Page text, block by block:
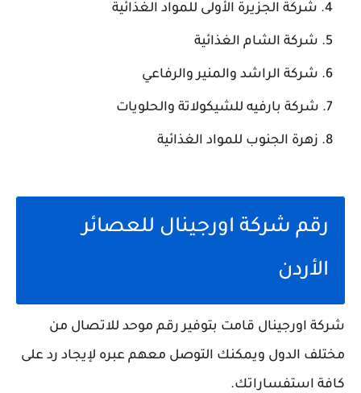
شركة الجزيرة الأولى للمواد الغذائية
شركة الشام الغذائية
شركة الراشد والمنير والرفاعي
شركة بارفيه للشيكولاتة والحلويات
زهرة الجنوب للمواد الغذائية
رقم شركة اورجينال للعصائر
الأردن
شركة اورجينال قامت بتوفير رقم موحد للاتصال من
مختلف الدول ويمكنك التوصل معهم عبره لإيجاد رد على
كافة استفساراتك.